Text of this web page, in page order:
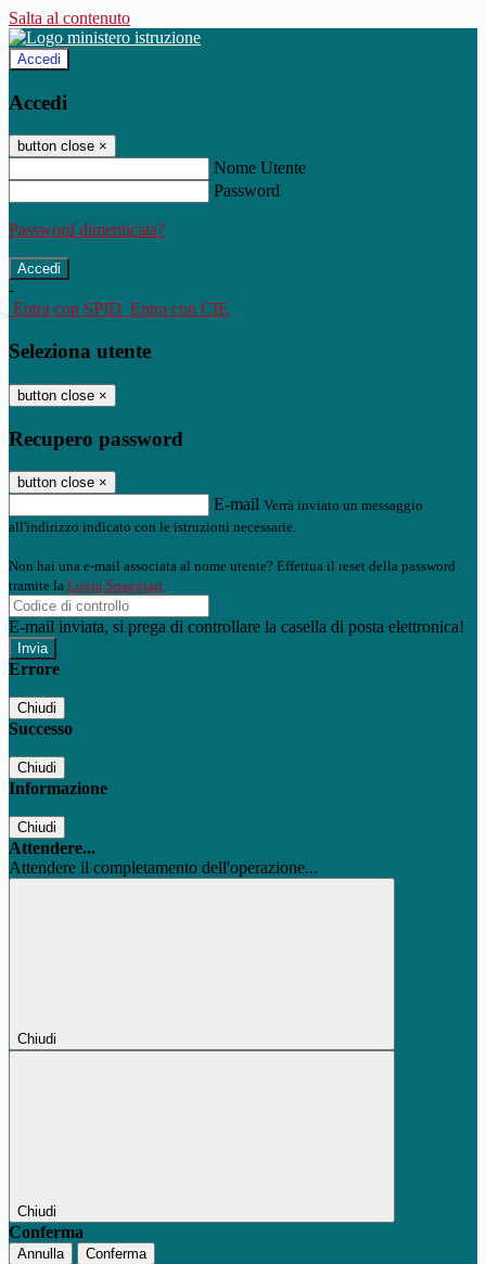
Salta al contenuto
Accedi
Accedi
button close ×
Nome Utente
Password
Password dimenticata?
-
Entra con SPID Entra con CIE
Seleziona utente
button close ×
Recupero password
button close ×
E-mail Verrà inviato un messaggio
all'indirizzo indicato con le istruzioni necessarie.
Non hai una e-mail associata al nome utente? Effettua il reset della password
tramite la Login Spaggiari
E-mail inviata, si prega di controllare la casella di posta elettronica!
Errore
Chiudi
Successo
Chiudi
Informazione
Chiudi
Attendere...
Attendere il completamento dell'operazione...
Chiudi
Chiudi
Conferma
Annulla Conferma